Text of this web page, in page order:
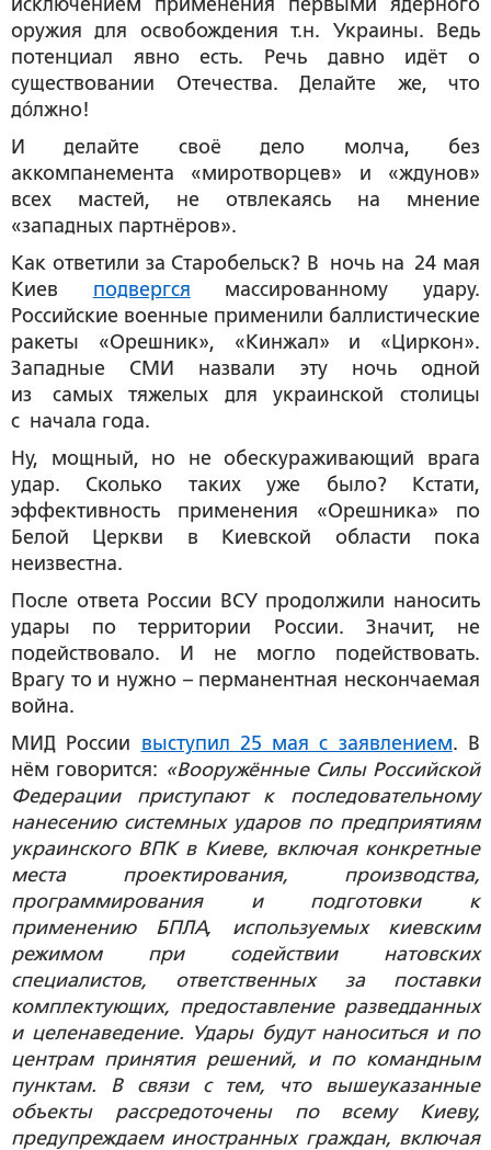
оружия для освобождения т.н. Украины. Ведь
потенциал явно есть. Речь давно идёт о
существовании Отечества. Делайте же, что
дóлжно!
И делайте своё дело молча, без
аккомпанемента «миротворцев» и «ждунов»
всех мастей, не отвлекаясь на мнение
«западных партнёров».
Как ответили за Старобельск? В ночь на 24 мая
Киев подвергся массированному удару.
Российские военные применили баллистические
ракеты «Орешник», «Кинжал» и «Циркон».
Западные СМИ назвали эту ночь одной
из самых тяжелых для украинской столицы
с начала года.
Ну, мощный, но не обескураживающий врага
удар. Сколько таких уже было? Кстати,
эффективность применения «Орешника» по
Белой Церкви в Киевской области пока
неизвестна.
После ответа России ВСУ продолжили наносить
удары по территории России. Значит, не
подействовало. И не могло подействовать.
Врагу то и нужно – перманентная нескончаемая
война.
МИД России выступил 25 мая с заявлением. В
нём говорится: «Вооружённые Силы Российской
Федерации приступают к последовательному
нанесению системных ударов по предприятиям
украинского ВПК в Киеве, включая конкретные
места проектирования, производства,
программирования и подготовки к
применению БПЛА, используемых киевским
режимом при содействии натовских
специалистов, ответственных за поставки
комплектующих, предоставление разведданных
и целенаведение. Удары будут наноситься и по
центрам принятия решений, и по командным
пунктам. В связи с тем, что вышеуказанные
объекты рассредоточены по всему Киеву,
предупреждаем иностранных граждан, включая